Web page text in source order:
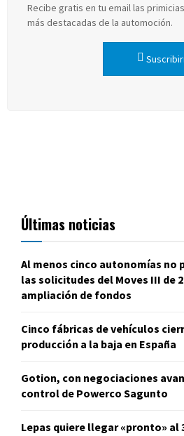
Recibe gratis en tu email las
más destacadas de la automoción.
Últimas noticias
Al menos cinco autonomías no
las solicitudes del Moves III de
ampliación de fondos
Cinco fábricas de vehículos
producción a la baja en España
Gotion, con negociaciones
control de Powerco Sagunto
Lepas quiere llegar «pronto» al